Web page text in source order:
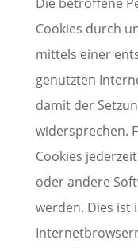
Cookies durch
mittels einer
genutzten
damit der
widersprechen.
Cookies
oder andere
werden. Dies ist